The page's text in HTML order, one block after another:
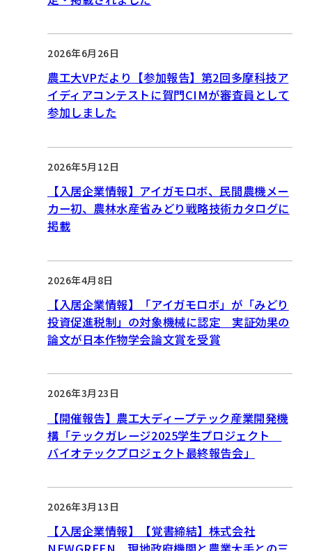
2026年6月26日
農工大VPだより【参加報告】第2回多摩科技ア
イディアコンテストに賀門CIMが審査員として
参加しました
2026年5月12日
【入居企業情報】アイガモロボ、民間農機メー
カー初、農林水産省みどり戦略技術カタログに
掲載
2026年4月8日
【入居企業情報】「アイガモロボ」が「みどり
投資促進税制」の対象機械に認定 実証効果の
論文が日本作物学会論文賞を受賞
2026年3月23日
【開催報告】農工大ディープテック産業開発機
構「テックガレージ2025学生プロジェクト
バイオテックプロジェクト最終報告会」
2026年3月13日
【入居企業情報】【覚書締結】株式会社